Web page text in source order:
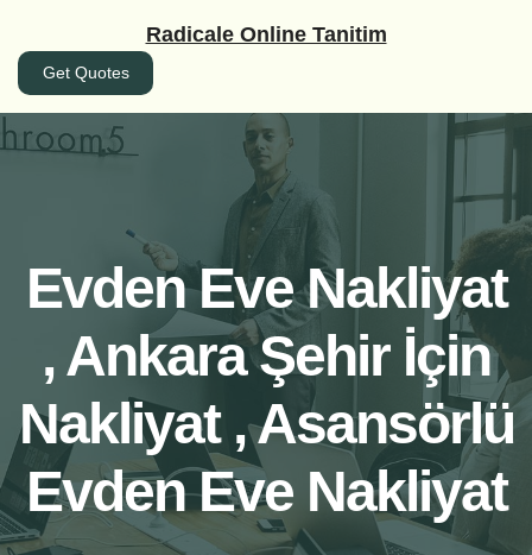
Radicale Online Tanitim
Get Quotes
Evden Eve Nakliyat
, Ankara Şehir İçin
Nakliyat , Asansörlü
Evden Eve Nakliyat